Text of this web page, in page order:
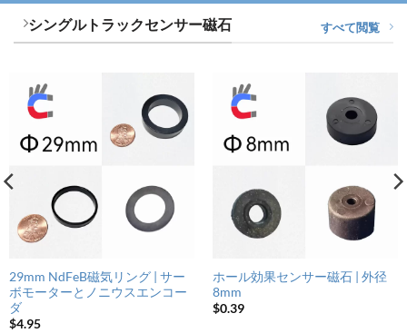
シングルトラックセンサー磁石 すべて閲覧
29mm NdFeB磁気リング | サー
ボモーターとノニウスエンコー
ダ
$4.95
ホール効果センサー磁石 | 外径
8mm
$0.39